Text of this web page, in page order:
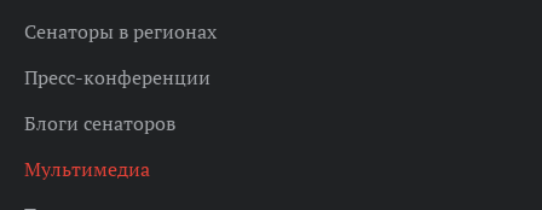
Сенаторы в регионах
Пресс-конференции
Блоги сенаторов
Мультимедиа